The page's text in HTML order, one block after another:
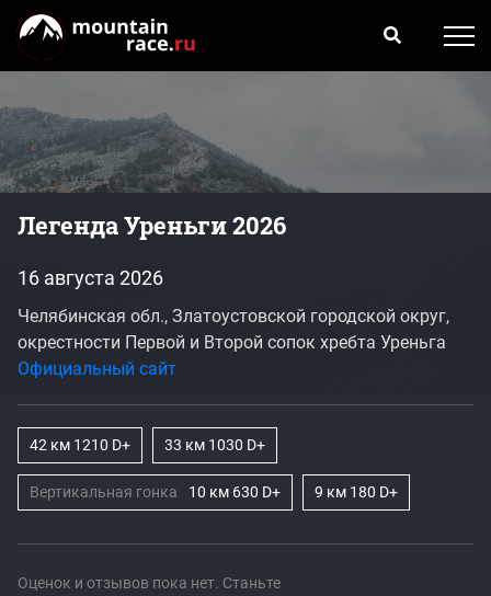
Легенда Уреньги 2026
Оценок и отзывов пока нет. Станьте
16 августа 2026
Челябинская обл., Златоустовской городской округ,
окрестности Первой и Второй сопок хребта Уреньга
Официальный сайт
42 км 1210 D+ 33 км 1030 D+
Вертикальная гонка 10 км 630 D+ 9 км 180 D+